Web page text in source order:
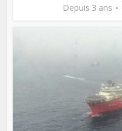
Depuis 3 ans